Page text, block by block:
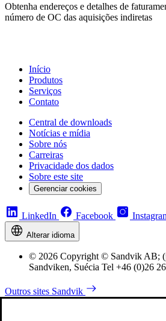
Obtenha endereços e detalhes de
número de OC das aquisições indiretas
Início
Produtos
Serviços
Contato
Central de downloads
Notícias e mídia
Sobre nós
Carreiras
Privacidade dos dados
Sobre este site
Gerenciar cookies
LinkedIn Facebook
Alterar idioma
© 2026 Copyright © Sandvik AB;
Sandviken, Suécia Tel +46 (0)26
Outros sites Sandvik